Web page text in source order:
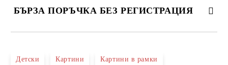
БЪРЗА ПОРЪЧКА БЕЗ РЕГИСТРАЦИЯ
Детски Картини Картини в рамки